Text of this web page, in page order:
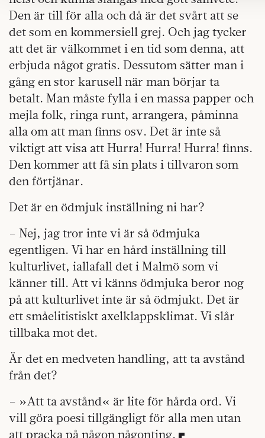
Den är till för alla och då är det svårt att se
det som en kommersiell grej. Och jag tycker
att det är välkommet i en tid som denna, att
erbjuda något gratis. Dessutom sätter man i
gång en stor karusell när man börjar ta
betalt. Man måste fylla i en massa papper och
mejla folk, ringa runt, arrangera, påminna
alla om att man finns osv. Det är inte så
viktigt att visa att Hurra! Hurra! Hurra! finns.
Den kommer att få sin plats i tillvaron som
den förtjänar.
Det är en ödmjuk inställning ni har?
– Nej, jag tror inte vi är så ödmjuka
egentligen. Vi har en hård inställning till
kulturlivet, iallafall det i Malmö som vi
känner till. Att vi känns ödmjuka beror nog
på att kulturlivet inte är så ödmjukt. Det är
ett småelitistiskt axelklappsklimat. Vi slår
tillbaka mot det.
Är det en medveten handling, att ta avstånd
från det?
– »Att ta avstånd« är lite för hårda ord. Vi
vill göra poesi tillgängligt för alla men utan
att pracka på någon någonting.